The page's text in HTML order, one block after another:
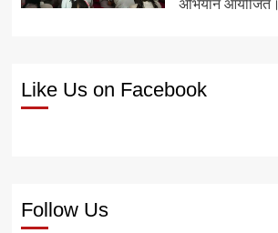
अभियान आयोजित।
Like Us on Facebook
Follow Us